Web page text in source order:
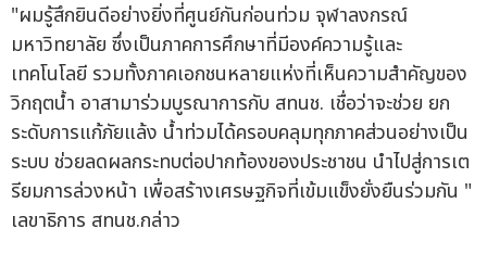
"ผมรู้สึกยินดีอย่างยิ่งที่ศูนย์กันก่อนท่วม จุฬาลงกรณ์
มหาวิทยาลัย ซึ่งเป็นภาคการศึกษาที่มีองค์ความรู้และ
เทคโนโลยี รวมทั้งภาคเอกชนหลายแห่งที่เห็นความสำคัญของ
วิกฤตน้ำ อาสามาร่วมบูรณาการกับ สทนช. เชื่อว่าจะช่วย ยก
ระดับการแก้ภัยแล้ง น้ำท่วมได้ครอบคลุมทุกภาคส่วนอย่างเป็น
ระบบ ช่วยลดผลกระทบต่อปากท้องของประชาชน นำไปสู่การเต
รียมการล่วงหน้า เพื่อสร้างเศรษฐกิจที่เข้มแข็งยั่งยืนร่วมกัน "
เลขาธิการ สทนช.กล่าว